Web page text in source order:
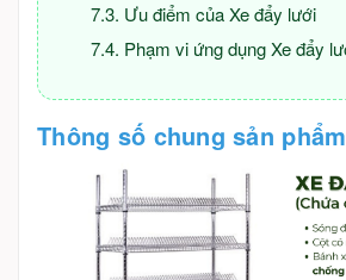
Ưu điểm của Xe đẩy lưới
Phạm vi ứng dụng Xe đẩy
Thông số chung sản phẩm